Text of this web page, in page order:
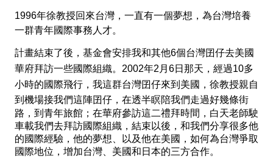
1996年徐教授回來台灣，一直有一個夢想，為台灣培養
一群青年國際事務人才。
計畫結束了後，基金會安排我和其他6個台灣囝仔去美國
華府拜訪一些國際組織。 2002年2月 6日那天，經過10多
小時的國際飛行，我這群台灣囝仔來到 美國，徐教授親自
到機場接我們這陣囝仔，在透半瞑陪我們走過好幾條街
路，到青年旅館；在華府參訪這二禮拜時間，白天老師駛
車載我們去拜訪國際組織，結束以後，和我們分享很多他
的國際經驗，他的夢想、以及他在美國，如何為台灣爭取
國際地位，增加台灣、美國和日本的三方合作。